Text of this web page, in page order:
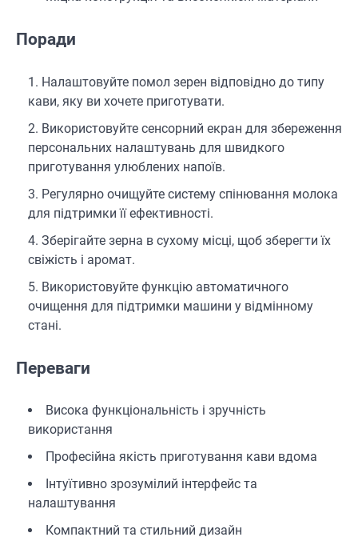
Поради
Налаштовуйте помол зерен відповідно до типу
кави, яку ви хочете приготувати.
Використовуйте сенсорний екран для збереження
персональних налаштувань для швидкого
приготування улюблених напоїв.
Регулярно очищуйте систему спінювання молока
для підтримки її ефективності.
Зберігайте зерна в сухому місці, щоб зберегти їх
свіжість і аромат.
Використовуйте функцію автоматичного
очищення для підтримки машини у відмінному
стані.
Переваги
Висока функціональність і зручність
використання
Професійна якість приготування кави вдома
Інтуїтивно зрозумілий інтерфейс та
налаштування
Компактний та стильний дизайн